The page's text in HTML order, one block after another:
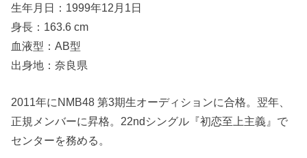
生年月日：1999年12月1日
身長：163.6 cm
血液型：AB型
出身地：奈良県
2011年にNMB48 第3期生オーディションに合格。翌年、
正規メンバーに昇格。22ndシングル『初恋至上主義』で
センターを務める。